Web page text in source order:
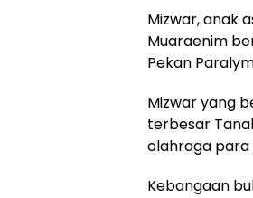
Mizwar, anak
Muaraenim
Pekan
Mizwar yang
terbesar
olahraga para
Kebangaan